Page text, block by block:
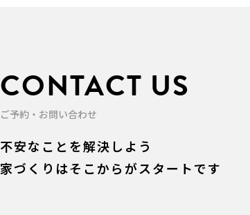
CONTACT US
ご予約・お問い合わせ
不安なことを解決しよう
家づくりはそこからがスタートです